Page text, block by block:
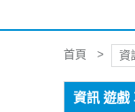
首頁 資
資訊 遊戲